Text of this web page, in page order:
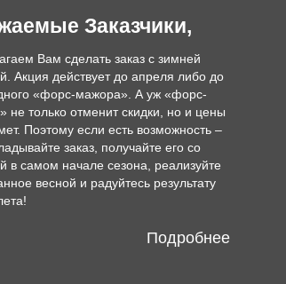
Заказчики,
Вам сделать заказ с зимней
Акция действует до апреля либо до
«форс-мажора». А уж «форс-
не только отменит скидки, но и цены
Поэтому если есть возможность –
заказ, получайте его со
в самом начале сезона, реализуйте
весной и радуйтесь результату
Подробнее